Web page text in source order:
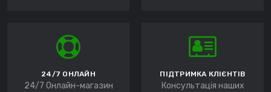
24/7 ОНЛАЙН
24/7 Онлайн-магазин
ПІДТРИМКА КЛІЄНТІВ
Консультація наших